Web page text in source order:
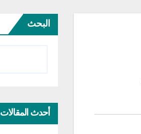
البحث
أحدث المقالات